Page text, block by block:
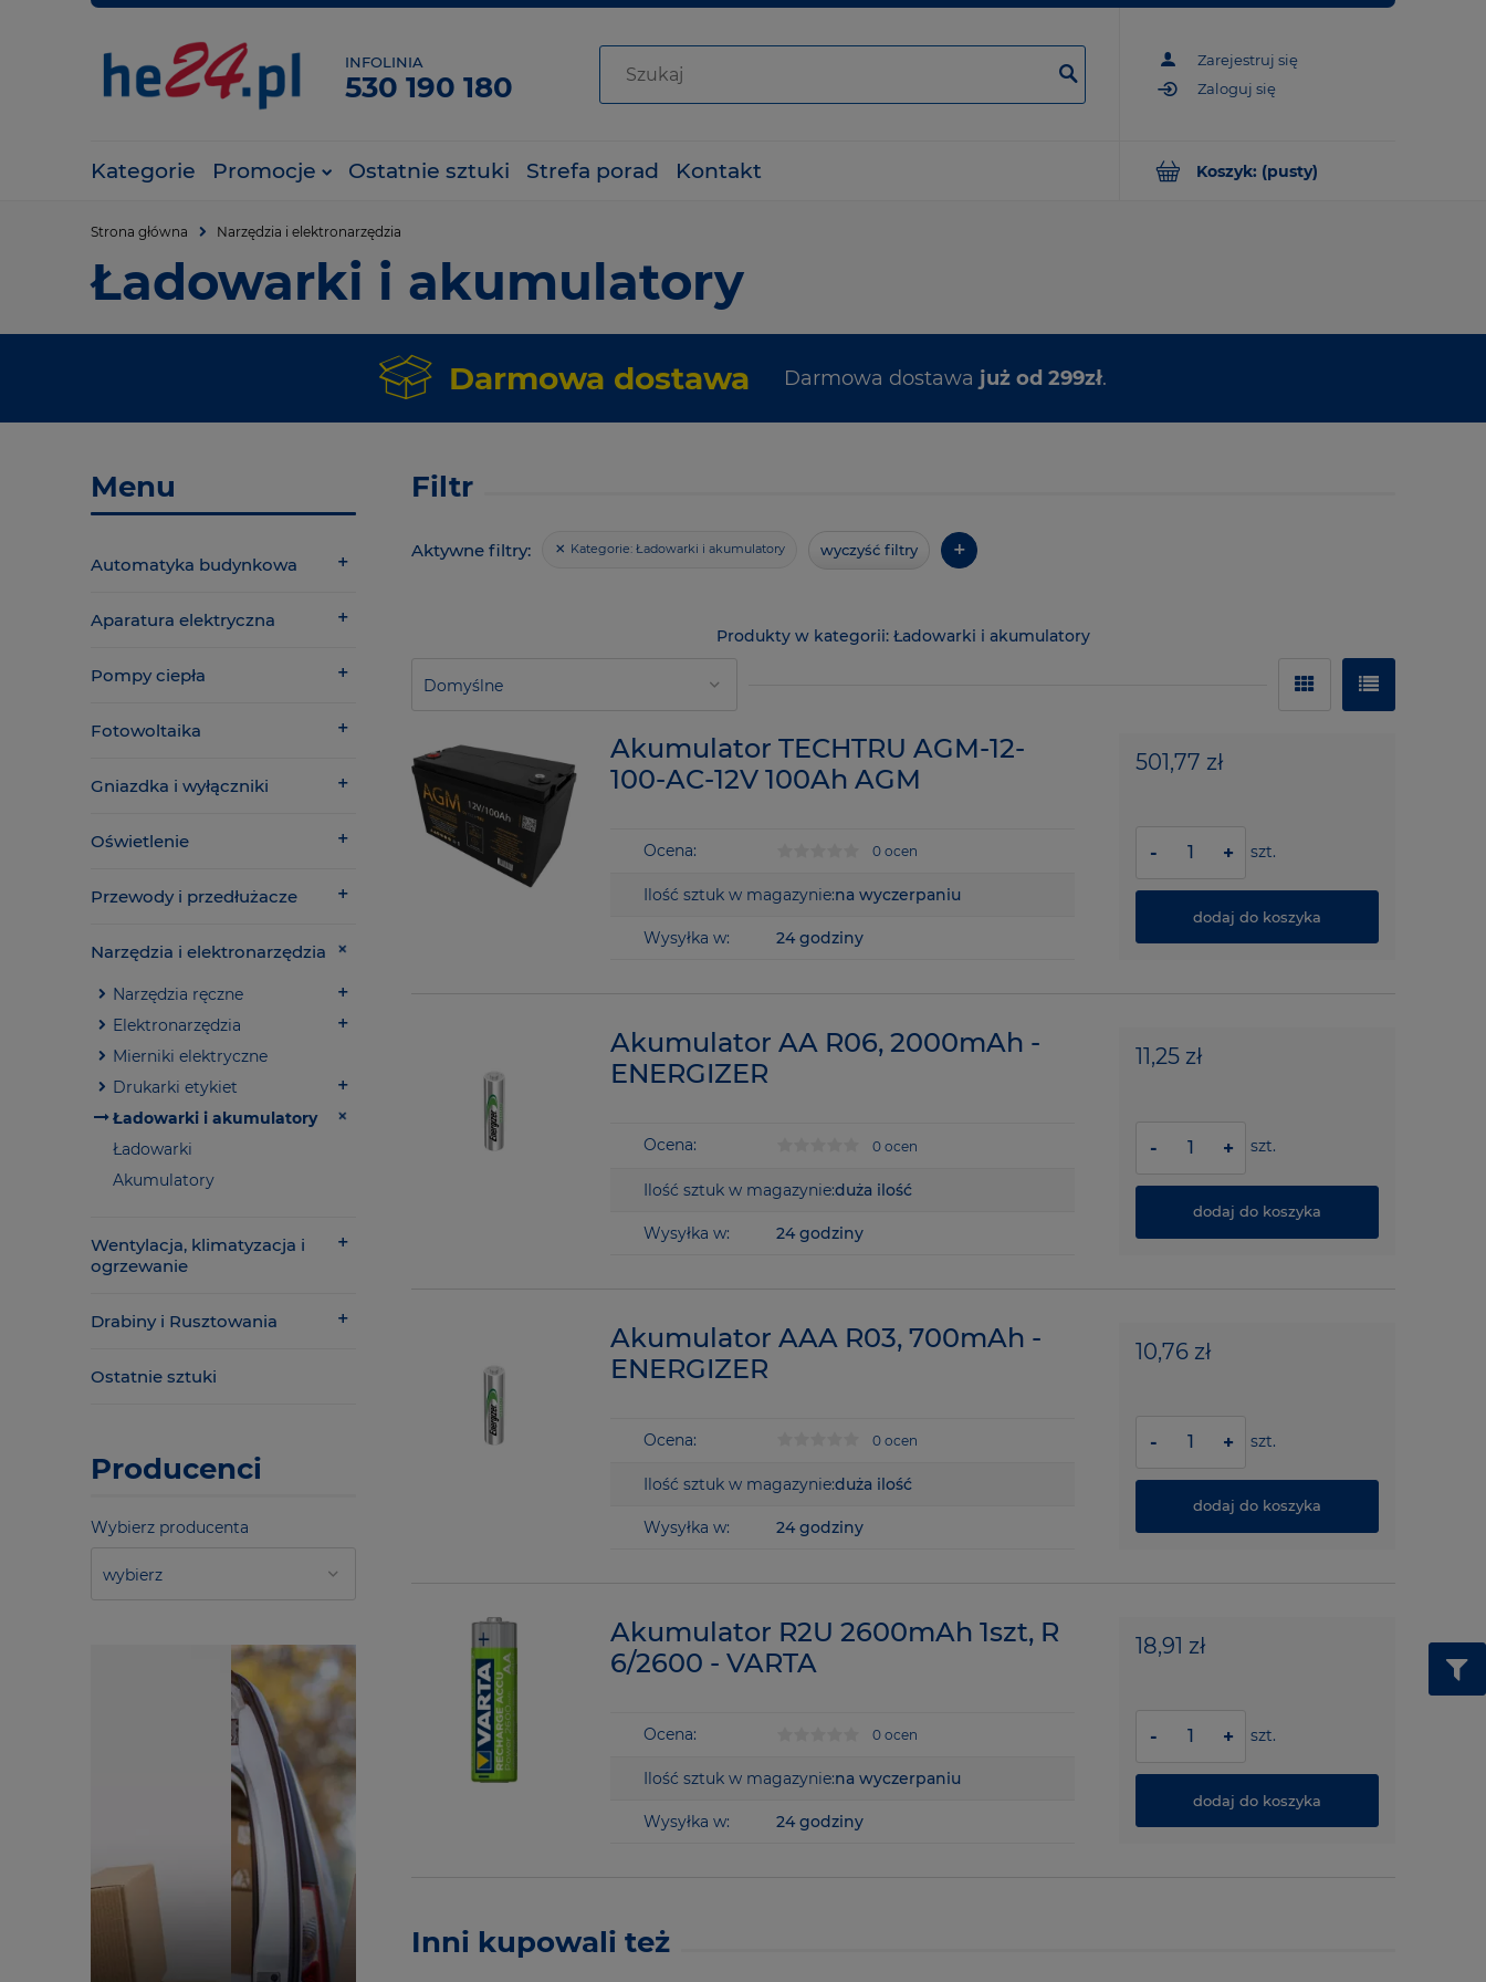
Zarejestruj się
Zaloguj się
INFOLINIA
530 190 180
Koszyk: (pusty)
Kategorie Promocje Ostatnie sztuki Strefa porad Kontakt
Strona główna Narzędzia i elektronarzędzia
Ładowarki i akumulatory
Darmowa dostawa Darmowa dostawa już od 299zł.
Menu
Automatyka budynkowa
Aparatura elektryczna
Pompy ciepła
Fotowoltaika
Gniazdka i wyłączniki
Oświetlenie
Przewody i przedłużacze
Narzędzia i elektronarzędzia
Narzędzia ręczne
Elektronarzędzia
Mierniki elektryczne
Drukarki etykiet
Ładowarki i akumulatory
Ładowarki
Akumulatory
Wentylacja, klimatyzacja i
ogrzewanie
Drabiny i Rusztowania
Ostatnie sztuki
Producenci
Wybierz producenta
Filtr
Aktywne filtry: Kategorie: Ładowarki i akumulatory wyczyść filtry +
Ładowarki i akumulatory
Akumulator TECHTRU AGM-12-
100-AC-12V 100Ah AGM
Ocena: 0 ocen
Ilość sztuk w magazynie:na wyczerpaniu
Wysyłka w: 24 godziny
501,77 zł
- + szt.
dodaj do koszyka
Akumulator AA R06, 2000mAh -
ENERGIZER
Ocena: 0 ocen
Ilość sztuk w magazynie:duża ilość
Wysyłka w: 24 godziny
11,25 zł
- + szt.
dodaj do koszyka
Akumulator AAA R03, 700mAh -
ENERGIZER
Ocena: 0 ocen
Ilość sztuk w magazynie:duża ilość
Wysyłka w: 24 godziny
10,76 zł
- + szt.
dodaj do koszyka
Akumulator R2U 2600mAh 1szt, R
6/2600 - VARTA
Ocena: 0 ocen
Ilość sztuk w magazynie:na wyczerpaniu
Wysyłka w: 24 godziny
18,91 zł
- + szt.
dodaj do koszyka
Inni kupowali też